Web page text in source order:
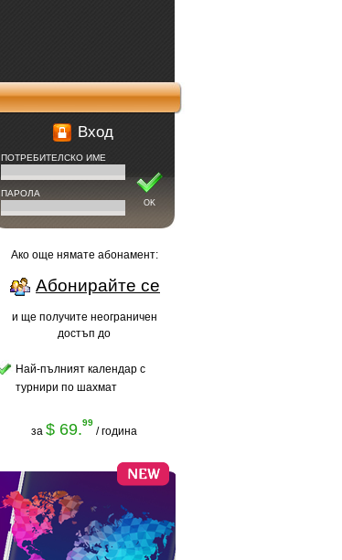
Вход
OK
ПОТРЕБИТЕЛСКО ИМЕ
ПАРОЛА
Ако още нямате абонамент:
Абонирайте се
и ще получите неограничен
достъп до
Най-пълният календар с
турнири по шахмат
за $ 69.99
/ година